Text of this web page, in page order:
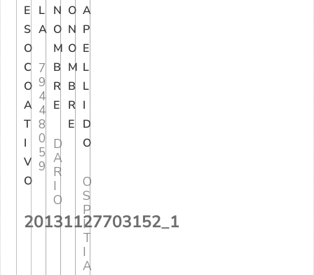
E
S
O
C
O
A
T
I
V
O
20131127703152_1
L
A
7
9
4
4
8
0
5
9
N
O
M
B
R
E
D
A
R
I
O
O
N
O
M
B
R
E
A
P
E
L
L
I
D
O
O
S
P
I
T
I
A